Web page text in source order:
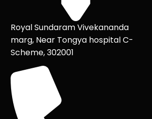
Royal Sundaram Vivekananda
marg, Near Tongya hospital C-
Scheme, 302001